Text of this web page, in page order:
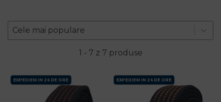
Zoradenie produktov
Sort content
Cele mai populare
Sort content
1 - 7 z 7 produse
EXPEDIEM IN 24 DE ORE EXPEDIEM IN 24 DE ORE